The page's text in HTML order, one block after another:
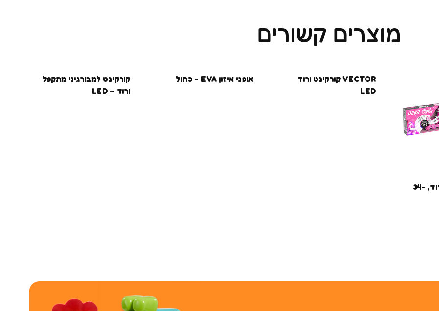
מוצרים קשורים
INLINE סקייטים ורוד, 34-
VECTOR קורקינט ורוד
LED
אופני איזון EVA – כחול
קורקינט למבורגיני מתקפל
ורוד – LED